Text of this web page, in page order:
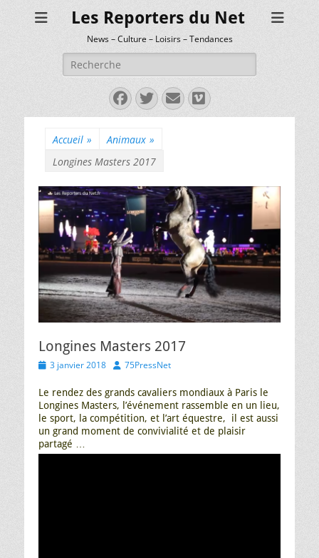
Les Reporters du Net
News – Culture – Loisirs – Tendances
Rechercher :
Facebook
Twitter
E-
mail
Vimeo
Accueil » Animaux »
Longines Masters 2017
Longines Masters 2017
Posted3 janvier 2018 Author
75PressNet
Le rendez des grands cavaliers mondiaux à Paris le
Longines Masters, l’événement rassemble en un lieu,
le sport, la compétition, et l’art équestre, il est aussi
un grand moment de convivialité et de plaisir
partagé …